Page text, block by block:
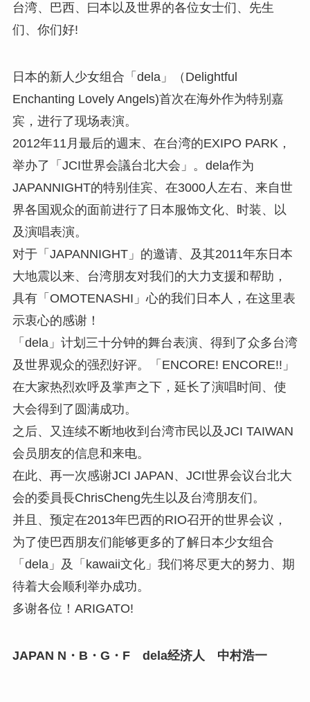
台湾、巴西、曰本以及世界的各位女士们、先生
们、你们好!
日本的新人少女组合「dela」（Delightful
Enchanting Lovely Angels)首次在海外作为特别嘉
宾，进行了现场表演。
2012年11月最后的週末、在台湾的EXIPO PARK，
举办了「JCI世界会議台北大会」。dela作为
JAPANNIGHT的特别佳宾、在3000人左右、来自世
界各国观众的面前进行了日本服饰文化、时装、以
及演唱表演。
对于「JAPANNIGHT」的邀请、及其2011年东日本
大地震以来、台湾朋友对我们的大力支援和帮助，
具有「OMOTENASHI」心的我们日本人，在这里表
示衷心的感谢！
「dela」计划三十分钟的舞台表演、得到了众多台湾
及世界观众的强烈好评。「ENCORE! ENCORE!!」
在大家热烈欢呼及掌声之下，延长了演唱时间、使
大会得到了圆满成功。
之后、又连续不断地收到台湾市民以及JCI TAIWAN
会员朋友的信息和来电。
在此、再一次感谢JCI JAPAN、JCI世界会议台北大
会的委員長ChrisCheng先生以及台湾朋友们。
并且、预定在2013年巴西的RIO召开的世界会议，
为了使巴西朋友们能够更多的了解日本少女组合
「dela」及「kawaii文化」我们将尽更大的努力、期
待着大会顺利举办成功。
多谢各位！ARIGATO!
JAPAN N・B・G・F dela经济人 中村浩一